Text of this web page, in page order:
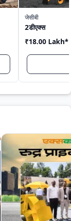
जेसीबी
2डीएक्स
₹18.00 Lakh*